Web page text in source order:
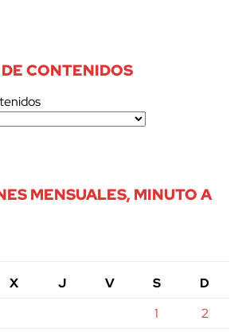
CONTENIDOS
MENSUALES, MINUTO A
X J V S
D
1
2